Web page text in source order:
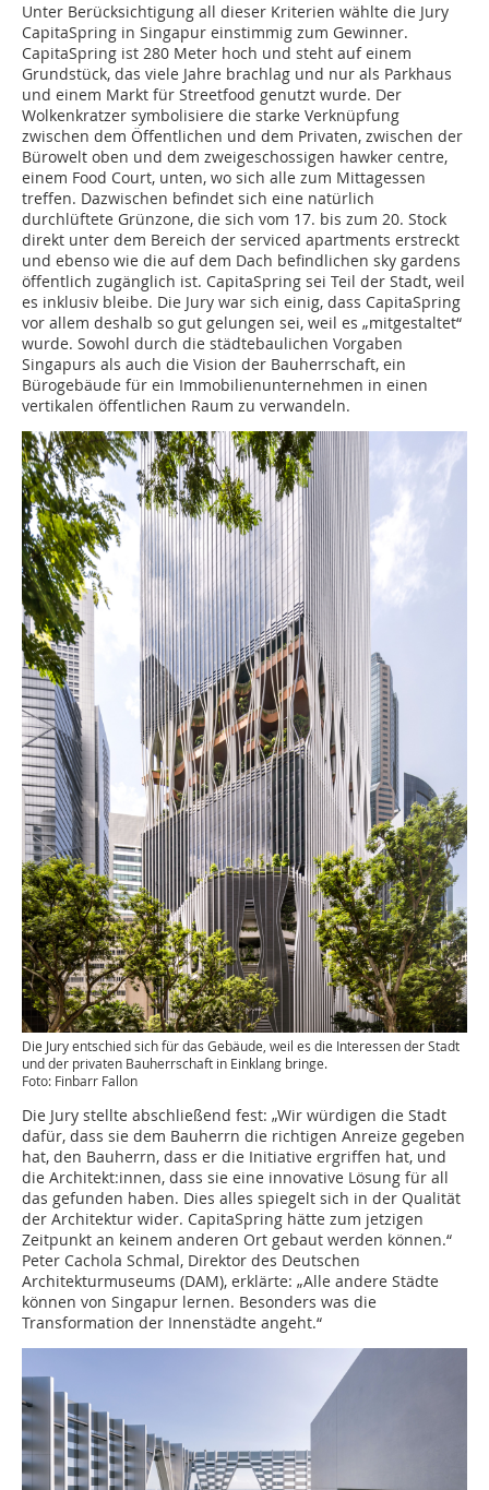
Unter Berücksichtigung all dieser Kriterien wählte die Jury
CapitaSpring in Singapur einstimmig zum Gewinner.
CapitaSpring ist 280 Meter hoch und steht auf einem
Grundstück, das viele Jahre brachlag und nur als Parkhaus
und einem Markt für Streetfood genutzt wurde. Der
Wolkenkratzer symbolisiere die starke Verknüpfung
zwischen dem Öffentlichen und dem Privaten, zwischen der
Bürowelt oben und dem zweigeschossigen hawker centre,
einem Food Court, unten, wo sich alle zum Mittagessen
treffen. Dazwischen befindet sich eine natürlich
durchlüftete Grünzone, die sich vom 17. bis zum 20. Stock
direkt unter dem Bereich der serviced apartments erstreckt
und ebenso wie die auf dem Dach befindlichen sky gardens
öffentlich zugänglich ist. CapitaSpring sei Teil der Stadt, weil
es inklusiv bleibe. Die Jury war sich einig, dass CapitaSpring
vor allem deshalb so gut gelungen sei, weil es „mitgestaltet“
wurde. Sowohl durch die städtebaulichen Vorgaben
Singapurs als auch die Vision der Bauherrschaft, ein
Bürogebäude für ein Immobilienunternehmen in einen
vertikalen öffentlichen Raum zu verwandeln.
Die Jury entschied sich für das Gebäude, weil es die Interessen der Stadt
und der privaten Bauherrschaft in Einklang bringe.
Foto: Finbarr Fallon
Die Jury stellte abschließend fest: „Wir würdigen die Stadt
dafür, dass sie dem Bauherrn die richtigen Anreize gegeben
hat, den Bauherrn, dass er die Initiative ergriffen hat, und
die Architekt:innen, dass sie eine innovative Lösung für all
das gefunden haben. Dies alles spiegelt sich in der Qualität
der Architektur wider. CapitaSpring hätte zum jetzigen
Zeitpunkt an keinem anderen Ort gebaut werden können.“
Peter Cachola Schmal, Direktor des Deutschen
Architekturmuseums (DAM), erklärte: „Alle andere Städte
können von Singapur lernen. Besonders was die
Transformation der Innenstädte angeht.“